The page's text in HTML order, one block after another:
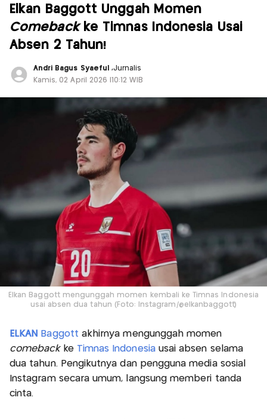
Elkan Baggott Unggah Momen
Comebackke Timnas Indonesia Usai
Absen 2 Tahun!
Andri Bagus Syaeful ,Jurnalis
Kamis, 02 April 2026 |10:12 WIB
Elkan Baggott mengunggah momen kembali ke Timnas Indonesia
usai absen dua tahun (Foto: Instagram/@elkanbaggott)
ELKAN Baggott akhirnya mengunggah momen
comeback ke Timnas Indonesiausai absen selama
dua tahun. Pengikutnya dan pengguna media sosial
Instagram secara umum, langsung memberi tanda
cinta.